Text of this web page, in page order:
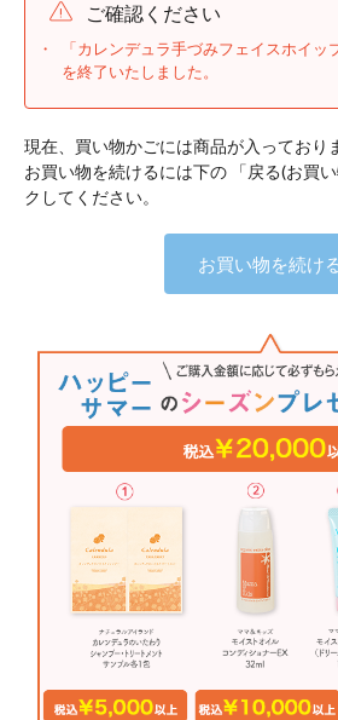
ご確認ください
「カレンデュラ手づみフェイスホイッ
を終了いたしました。
現在、買い物かごには商品が入っており
お買い物を続けるには下の 「戻る(お買
クしてください。
お買い物を続け